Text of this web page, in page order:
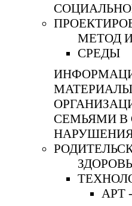
МЕТОД
СРЕДЫ
СЕМЬЯМИ В
АРТ